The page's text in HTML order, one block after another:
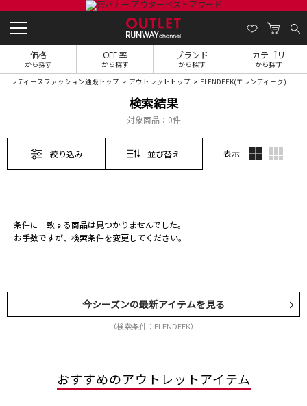
価格
から探す
OFF 率
から探す
ブランド
から探す
カテゴリ
から探す
レディースファッション通販トップ アウトレットトップ ELENDEEK(エレンディーク)
検索結果
対象商品： 0件
絞り込み 並び替え 表示
条件に一致する商品は見つかりませんでした。
お手数ですが、検索条件を変更してください。
今シーズンの最新アイテムを見る
（検索条件：ELENDEEK）
おすすめのアウトレットアイテム